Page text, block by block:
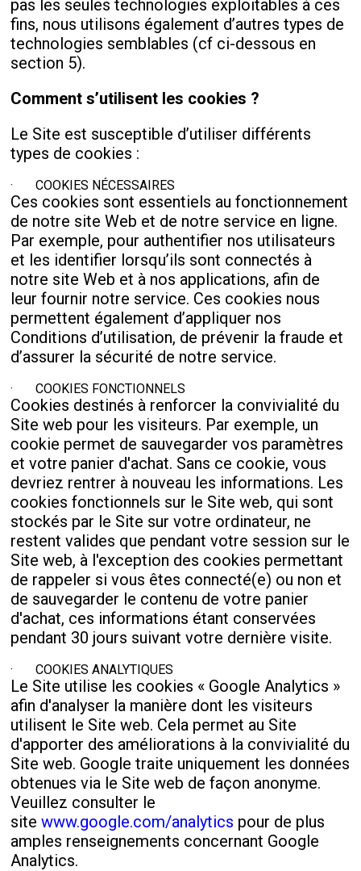
pas les seules technologies exploitables à ces
fins, nous utilisons également d’autres types de
technologies semblables (cf ci-dessous en
section 5).
Comment s’utilisent les cookies ?
Le Site est susceptible d’utiliser différents
types de cookies :
· COOKIES NÉCESSAIRES
Ces cookies sont essentiels au fonctionnement
de notre site Web et de notre service en ligne.
Par exemple, pour authentifier nos utilisateurs
et les identifier lorsqu’ils sont connectés à
notre site Web et à nos applications, afin de
leur fournir notre service. Ces cookies nous
permettent également d’appliquer nos
Conditions d’utilisation, de prévenir la fraude et
d’assurer la sécurité de notre service.
· COOKIES FONCTIONNELS
Cookies destinés à renforcer la convivialité du
Site web pour les visiteurs. Par exemple, un
cookie permet de sauvegarder vos paramètres
et votre panier d'achat. Sans ce cookie, vous
devriez rentrer à nouveau les informations. Les
cookies fonctionnels sur le Site web, qui sont
stockés par le Site sur votre ordinateur, ne
restent valides que pendant votre session sur le
Site web, à l'exception des cookies permettant
de rappeler si vous êtes connecté(e) ou non et
de sauvegarder le contenu de votre panier
d'achat, ces informations étant conservées
pendant 30 jours suivant votre dernière visite.
· COOKIES ANALYTIQUES
Le Site utilise les cookies « Google Analytics »
afin d'analyser la manière dont les visiteurs
utilisent le Site web. Cela permet au Site
d'apporter des améliorations à la convivialité du
Site web. Google traite uniquement les données
obtenues via le Site web de façon anonyme.
Veuillez consulter le
sitewww.google.com/analytics pour de plus
amples renseignements concernant Google
Analytics.